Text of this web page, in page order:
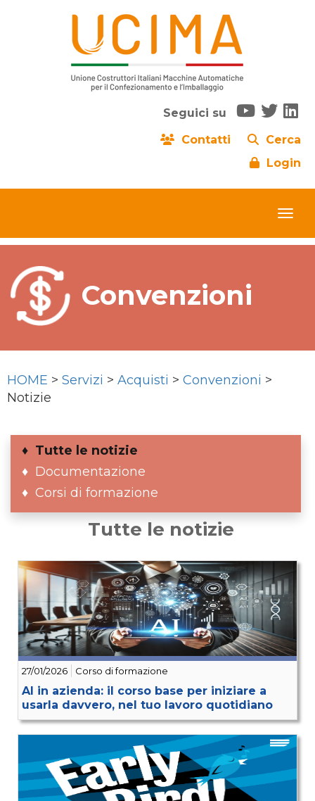
Seguici su
Contatti
Cerca
Login
Convenzioni
HOME > Servizi > Acquisti > Convenzioni >
Notizie
Tutte le notizie
Documentazione
Corsi di formazione
Tutte le notizie
27/01/2026 Corso di formazione
AI in azienda: il corso base per iniziare a
usarla davvero, nel tuo lavoro quotidiano